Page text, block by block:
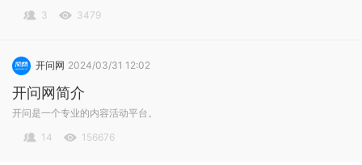
关备注说明：
【报名签到功能】适用于线下活动的签到场景，可根据实际
3
3479
开问网 2024/03/31 12:02
开问网简介
开问是一个专业的内容活动平台。
14
156676